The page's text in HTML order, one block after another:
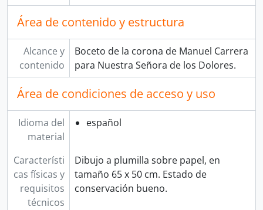
Área de contenido y estructura
Alcance y
contenido
Boceto de la corona de Manuel Carrera
para Nuestra Señora de los Dolores.
Área de condiciones de acceso y uso
Idioma del
material
español
Característi
cas físicas y
requisitos
técnicos
Dibujo a plumilla sobre papel, en
tamaño 65 x 50 cm. Estado de
conservación bueno.